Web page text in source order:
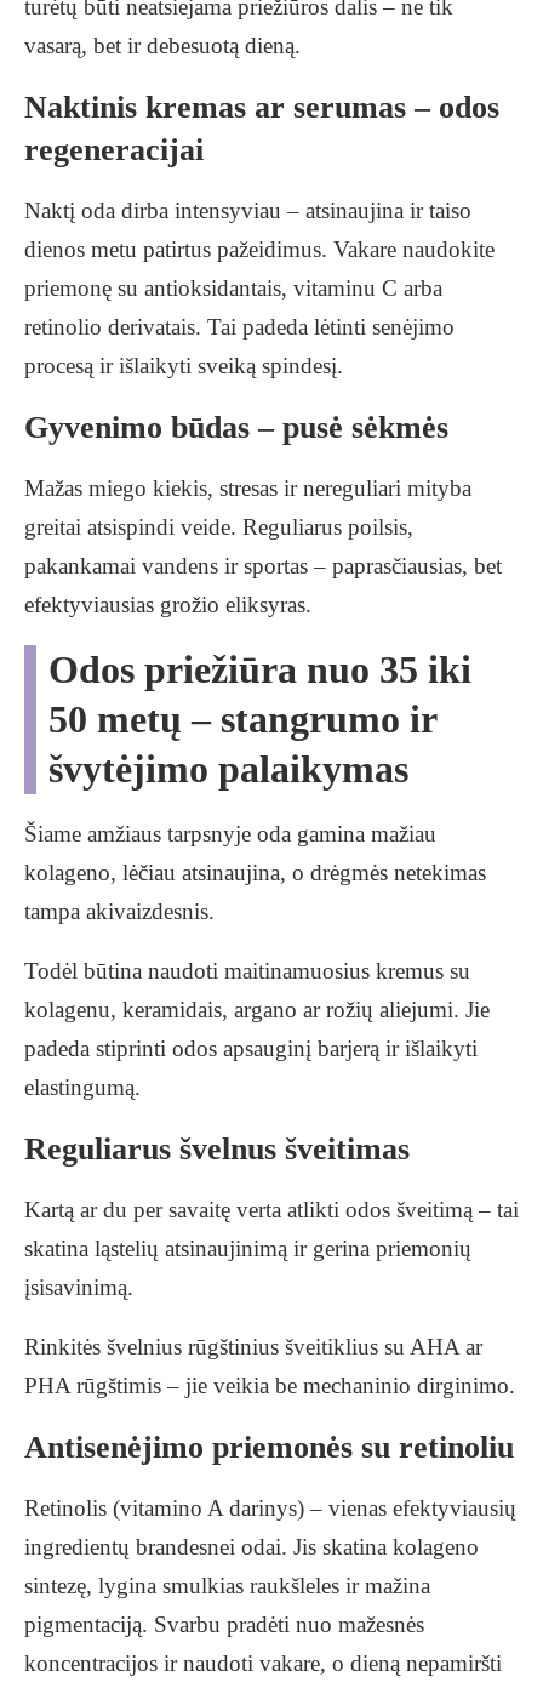
turėtų būti neatsiejama priežiūros dalis – ne tik
vasarą, bet ir debesuotą dieną.
Naktinis kremas ar serumas – odos
regeneracijai
Naktį oda dirba intensyviau – atsinaujina ir taiso
dienos metu patirtus pažeidimus. Vakare naudokite
priemonę su antioksidantais, vitaminu C arba
retinolio derivatais. Tai padeda lėtinti senėjimo
procesą ir išlaikyti sveiką spindesį.
Gyvenimo būdas – pusė sėkmės
Mažas miego kiekis, stresas ir nereguliari mityba
greitai atsispindi veide. Reguliarus poilsis,
pakankamai vandens ir sportas – paprasčiausias, bet
efektyviausias grožio eliksyras.
Odos priežiūra nuo 35 iki
50 metų – stangrumo ir
švytėjimo palaikymas
Šiame amžiaus tarpsnyje oda gamina mažiau
kolageno, lėčiau atsinaujina, o drėgmės netekimas
tampa akivaizdesnis.
Todėl būtina naudoti maitinamuosius kremus su
kolagenu, keramidais, argano ar rožių aliejumi. Jie
padeda stiprinti odos apsauginį barjerą ir išlaikyti
elastingumą.
Reguliarus švelnus šveitimas
Kartą ar du per savaitę verta atlikti odos šveitimą – tai
skatina ląstelių atsinaujinimą ir gerina priemonių
įsisavinimą.
Rinkitės švelnius rūgštinius šveitiklius su AHA ar
PHA rūgštimis – jie veikia be mechaninio dirginimo.
Antisenėjimo priemonės su retinoliu
Retinolis (vitamino A darinys) – vienas efektyviausių
ingredientų brandesnei odai. Jis skatina kolageno
sintezę, lygina smulkias raukšleles ir mažina
pigmentaciją. Svarbu pradėti nuo mažesnės
koncentracijos ir naudoti vakare, o dieną nepamiršti